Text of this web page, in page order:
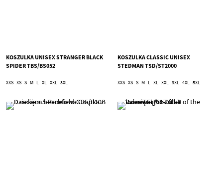
KOSZULKA UNISEX STRANGER BLACK
SPIDER TBS/BS052
XXS XS S M L XL XXL 3XL
KOSZULKA CLASSIC UNISEX
STEDMAN TSD/ST2000
XXS XS S M L XL XXL 3XL 4XL 5XL